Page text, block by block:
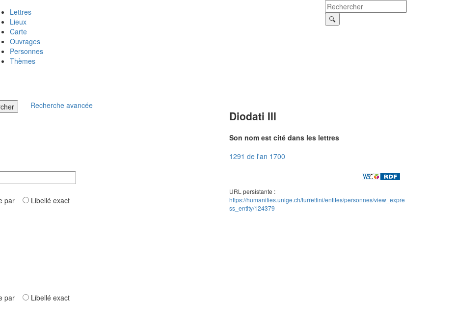
Lettres
Lieux
Carte
Ouvrages
Personnes
Thèmes
Recherche avancée
par Libellé exact
par Libellé exact
Diodati III
Son nom est cité dans les lettres
1291 de l'an 1700
URL persistante :
https://humanities.unige.ch/turrettini/entites/personnes/view_expre
ss_entity/124379